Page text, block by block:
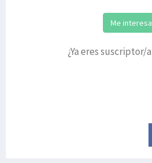
Me interesa
¿Ya eres suscriptor/